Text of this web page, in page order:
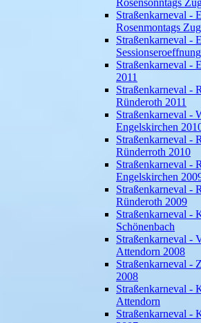
Rosensonntags
Straßenkarneval -
Rosenmontags
Straßenkarneval -
Straßenkarneval -
2011
Straßenkarneval -
Ründeroth 2011
Straßenkarneval -
Engelskirchen
Straßenkarneval -
Ründerroth 2010
Straßenkarneval -
Engelskirchen
Straßenkarneval -
Ründeroth 2009
Straßenkarneval -
Schönenbach
Straßenkarneval -
Attendorn 2008
Straßenkarneval -
2008
Straßenkarneval -
Attendorn
Straßenkarneval -